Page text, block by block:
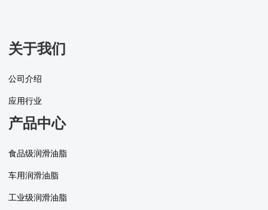
关于我们
公司介绍
应用行业
产品中心
食品级润滑油脂
车用润滑油脂
工业级润滑油脂